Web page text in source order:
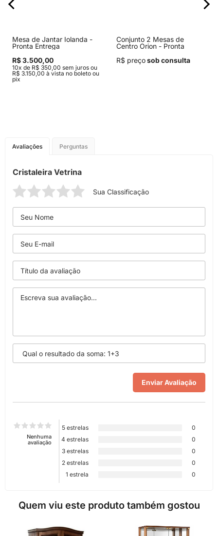
Mesa de Jantar Iolanda -
Pronta Entrega
R$ 3.500,00
10x de R$ 350,00 sem juros ou
R$ 3.150,00 à vista no boleto ou
pix
Conjunto 2 Mesas de
Centro Orion - Pronta
R$ preçosob consulta
Avaliações Perguntas
Cristaleira Vetrina
Sua Classificação
Nenhuma
avaliação
5 estrelas
0
4 estrelas
0
3 estrelas
0
2 estrelas
0
1 estrela
0
Quem viu este produto também gostou